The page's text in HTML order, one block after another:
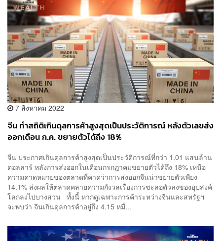
7 สิงหาคม 2022
จีน ทำสถิติเกินดุลการค้าสูงสุดเป็นประวัติการณ์ หลังตัวเลขส่ง
ออกเดือน ก.ค. ขยายตัวได้ถึง 18%
จีน ประกาศเกินดุลการค้าสูงสุดเป็นประวัติการณ์ที่กว่า 1.01 แสนล้าน
ดอลลาร์ หลังการส่งออกในเดือนกรกฎาคมขยายตัวได้ถึง 18% เหนือ
ความคาดหมายของตลาดที่คาดว่าการส่งออกจีนน่าขยายตัวเพียง
14.1% ส่งผลให้ตลาดคลายความกังวลเรื่องการชะลอตัวลงของอุปสงค์
โลกลงไปบางส่วน ทั้งนี้ หากดูเฉพาะการค้าระหว่างจีนและสหรัฐฯ
จะพบว่า จีนเกินดุลการค้าอยู่ถึง 4.15 หมื่...